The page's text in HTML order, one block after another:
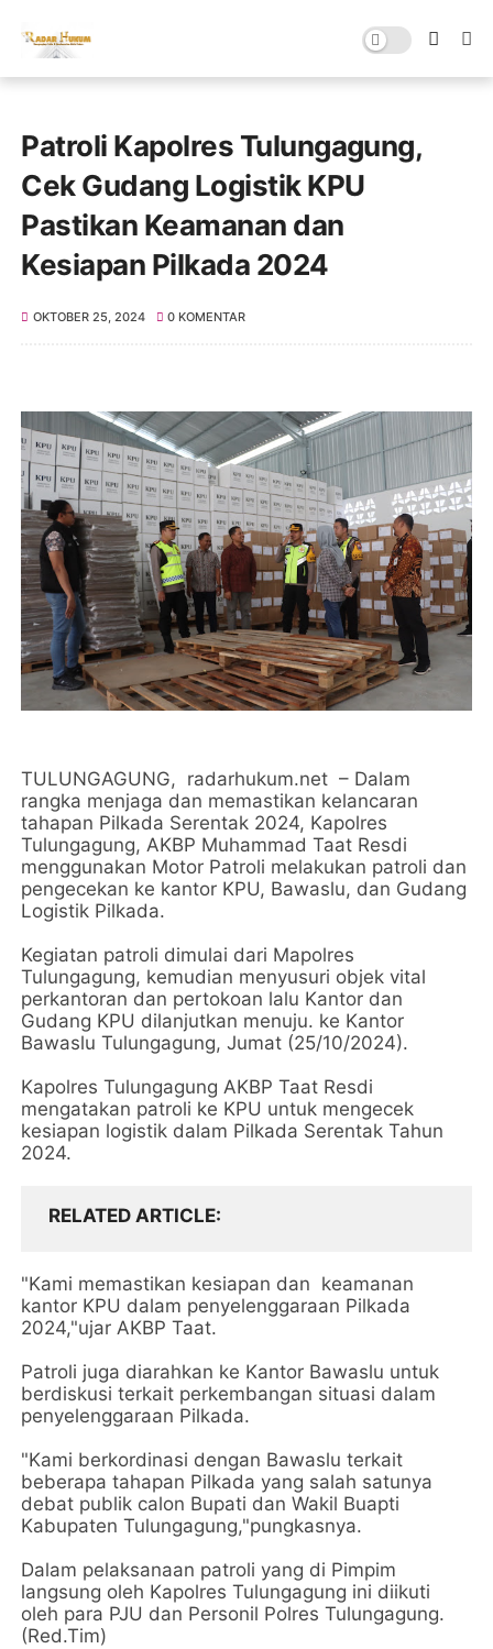
Patroli Kapolres Tulungagung,
Cek Gudang Logistik KPU
Pastikan Keamanan dan
Kesiapan Pilkada 2024
OKTOBER 25, 2024 0 KOMENTAR
TULUNGAGUNG, radarhukum.net – Dalam
rangka menjaga dan memastikan kelancaran
tahapan Pilkada Serentak 2024, Kapolres
Tulungagung, AKBP Muhammad Taat Resdi
menggunakan Motor Patroli melakukan patroli dan
pengecekan ke kantor KPU, Bawaslu, dan Gudang
Logistik Pilkada.
Kegiatan patroli dimulai dari Mapolres
Tulungagung, kemudian menyusuri objek vital
perkantoran dan pertokoan lalu Kantor dan
Gudang KPU dilanjutkan menuju. ke Kantor
Bawaslu Tulungagung, Jumat (25/10/2024).
Kapolres Tulungagung AKBP Taat Resdi
mengatakan patroli ke KPU untuk mengecek
kesiapan logistik dalam Pilkada Serentak Tahun
2024.
RELATED ARTICLE
"Kami memastikan kesiapan dan keamanan
kantor KPU dalam penyelenggaraan Pilkada
2024,"ujar AKBP Taat.
Patroli juga diarahkan ke Kantor Bawaslu untuk
berdiskusi terkait perkembangan situasi dalam
penyelenggaraan Pilkada.
"Kami berkordinasi dengan Bawaslu terkait
beberapa tahapan Pilkada yang salah satunya
debat publik calon Bupati dan Wakil Buapti
Kabupaten Tulungagung,"pungkasnya.
Dalam pelaksanaan patroli yang di Pimpim
langsung oleh Kapolres Tulungagung ini diikuti
oleh para PJU dan Personil Polres Tulungagung.
(Red.Tim)